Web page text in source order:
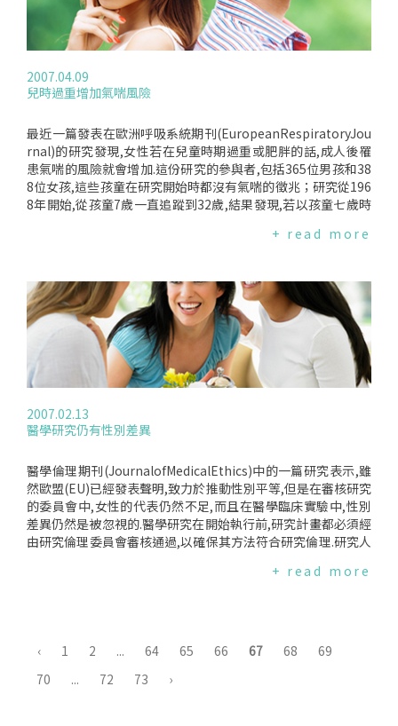
2007.04.09
兒時過重增加氣喘風險
最近一篇發表在歐洲呼吸系統期刊(EuropeanRespiratoryJou
rnal)的研究發現,女性若在兒童時期過重或肥胖的話,成人後罹
患氣喘的風險就會增加.這份研究的參與者,包括365位男孩和38
8位女孩,這些孩童在研究開始時都沒有氣喘的徵兆；研究從196
8年開始,從孩童7歲一直追蹤到32歲,結果發現,若以孩童七歲時
孩高出三倍,但是這個現象在男性身上卻沒有觀察到.研究人員表
+ read more
2007.02.13
醫學研究仍有性別差異
醫學倫理期刊(JournalofMedicalEthics)中的一篇研究表示,雖
然歐盟(EU)已經發表聲明,致力於推動性別平等,但是在審核研究
的委員會中,女性的代表仍然不足,而且在醫學臨床實驗中,性別
差異仍然是被忽視的.醫學研究在開始執行前,研究計畫都必須經
由研究倫理委員會審核通過,以確保其方法符合研究倫理.研究人
兩個重要研究倫理委員會的組成和規定；發現幾乎所有的委員
決議和意見反映了各個領域的專業,每一個委員會對此都有正式
含生育年紀的婦女,所有的委員會對此也都有規範以保護未來有
+ read more
‹ 1 2 ... 64 65 66 67 68
69
70
... 72 73 ›